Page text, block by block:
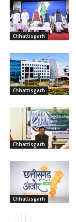
Chhattisgarh
Chhattisgarh
Chhattisgarh
Chhattisgarh